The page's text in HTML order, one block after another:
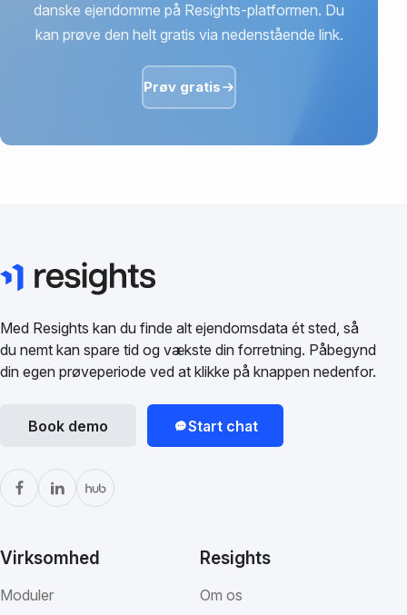
danske ejendomme på Resights-platformen. Du
kan prøve den helt gratis via nedenstående link.
Prøv gratis
Med Resights kan du finde alt ejendomsdata ét sted, så
du nemt kan spare tid og vækste din forretning. Påbegynd
din egen prøveperiode ved at klikke på knappen nedenfor.
Book demo Start chat
Virksomhed
Moduler
Resights
Om os